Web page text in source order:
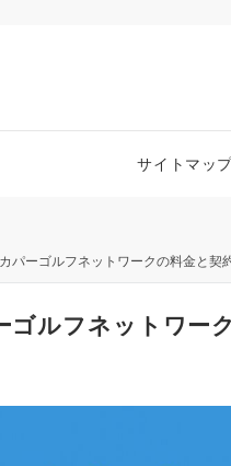
サイトマッ
パーゴルフネットワークの料金と契
ゴルフネットワー